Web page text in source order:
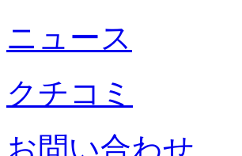
ニュース
クチコミ
お問い合わせ